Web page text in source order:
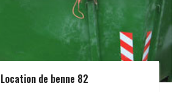
Location de benne 82